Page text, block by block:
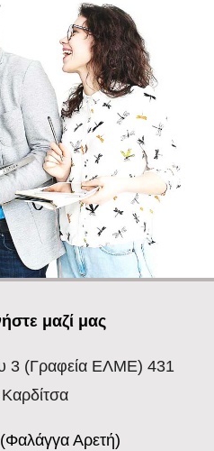
μαζί μας
3(Γραφεία ΕΛΜΕ) 431
Αρετή)